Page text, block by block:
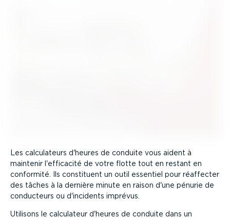
Les calcu­la­teurs d'heures de conduite vous aident à
maintenir l'efficacité de votre flotte tout en restant en
conformité. Ils constituent un outil essentiel pour réaffecter
des tâches à la dernière minute en raison d'une pénurie de
conducteurs ou d'incidents imprévus.
Utilisons le calculateur d'heures de conduite dans un